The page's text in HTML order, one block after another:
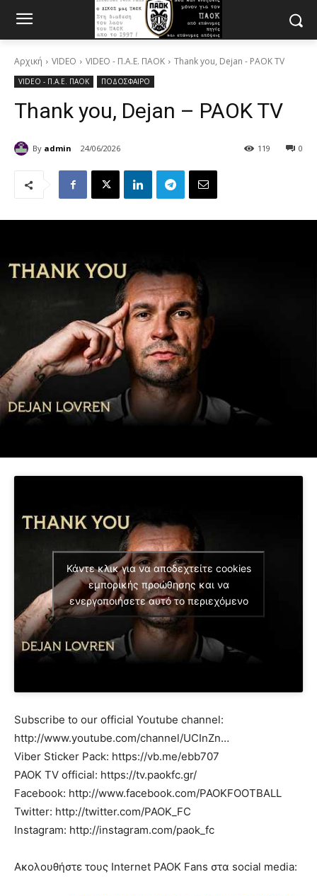
Αρχική VIDEO VIDEO - Π.Α.Ε. ΠΑΟΚ Thank you, Dejan - PAOK TV
VIDEO - Π.Α.Ε. ΠΑΟΚ ΠΟΔΟΣΦΑΙΡΟ
Thank you, Dejan – PAOK TV
By admin 24/06/2026 0
119
Κάντε κλικ για να αποδεχτείτε cookies
εμπορικής προώθησης και να
ενεργοποιήσετε αυτό το περιεχόμενο
Subscribe to our official Youtube channel:
http://www.youtube.com/channel/UCInZn…
Viber Sticker Pack: https://vb.me/ebb707
PAOK TV official: https://tv.paokfc.gr/
Facebook: http://www.facebook.com/PAOKFOOTBALL
Twitter: http://twitter.com/PAOK_FC
Instagram: http://instagram.com/paok_fc
Ακολουθήστε τους Internet PAOK Fans στα social media: